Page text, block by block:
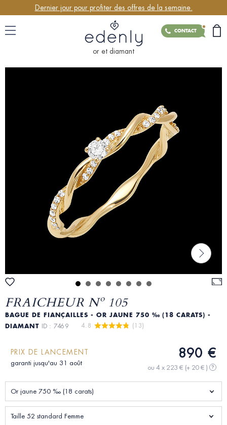
Dernier jour pour profiter des offres de la semaine.
CONTACT
or et diamant
FRAICHEUR Nº 105
BAGUE DE FIANÇAILLES - OR JAUNE 750 ‰ (18 CARATS) -
DIAMANT ID : 7469 4.8 (13)
PRIX DE LANCEMENT
garanti jusqu'au 31 août
890 €
ou 4 x 223 € (+ 20 € ) ?
Or jaune 750 ‰ (18 carats)
Taille 52 standard Femme